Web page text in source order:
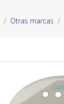
Otras marcas